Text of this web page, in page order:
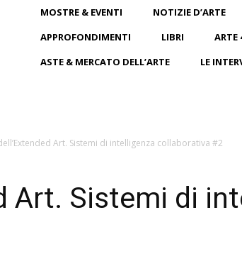
MOSTRE & EVENTI NOTIZIE D’ARTE
APPROFONDIMENTI
LIBRI
ARTE
ASTE & MERCATO DELL’ARTE
LE
Art. Sistemi di intelligenza collaborativa #2
Art. Sistemi di